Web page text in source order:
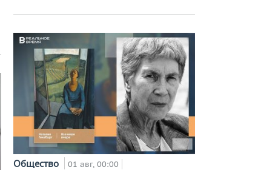
Общество 01 авг, 00:00